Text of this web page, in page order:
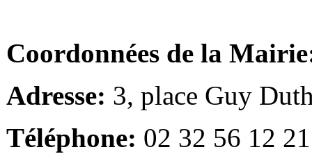
Coordonnées de la
Adresse: 3, place Guy
Téléphone: 02 32 56 12 21